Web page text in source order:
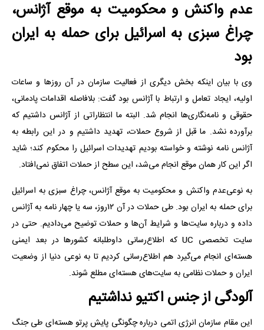
عدم واکنش و محکومیت به موقع آژانس،
چراغ سبزی به اسرائیل برای حمله به ایران
بود
وی با بیان اینکه بخش دیگری از فعالیت سازمان در آن روزها و ساعات
اولیه، ایجاد تعامل و ارتباط با آژانس بود گفت: بلافاصله اقدامات پادمانی،
حقوقی و نامه‌نگاری‌ها انجام شد. البته ما انتظاراتی از آژانس داشتیم که
برآورده نشد. ما قبل از شروع حملات، تهدید داشتیم و در این رابطه به
آژانس نامه نوشته و خواسته بودیم تهدیدات اسرائیل را محکوم کند؛ شاید
اگر این کار همان موقع انجام می‌شد، این سطح از حملات اتفاق نمی‌افتاد.
به نوعی‌عدم واکنش و محکومیت به موقع آژانس، چراغ سبزی به اسرائیل
برای حمله به ایران بود. طی حملات در آن ۱۲روز، سه یا چهار نامه به آژانس
داده و درباره سایت‌ها و شرایط آن‌ها و حملات توضیح می‌دادیم. حتی در
سایت تخصصی UC که اطلاع‌رسانی داوطلبانه کشورها در بعد ایمنی
هسته‌ای انجام می‌گیرد هم اطلاع‌رسانی کردیم تا به نوعی دنیا از وضعیت
ایران و حملات نظامی به سایت‌های هسته‌ای مطلع شوند.
آلودگی از جنس اکتیو نداشتیم
این مقام سازمان انرژی اتمی درباره چگونگی پایش پرتو هسته‌ای طی جنگ